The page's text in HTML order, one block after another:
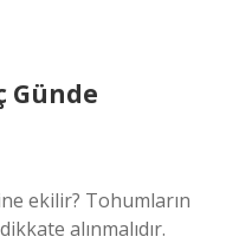
Günde
ekilir? Tohumların
alınmalıdır.